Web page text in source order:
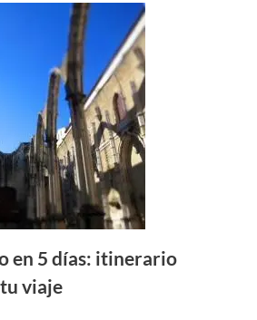
en 5 días: itinerario
viaje